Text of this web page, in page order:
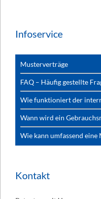
Infoservice
Musterverträge
FAQ – Häufig gestellte
Wie funktioniert der
Wann wird ein
Wie kann umfassend
Kontakt